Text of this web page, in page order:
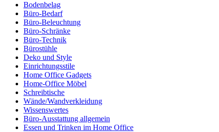
Bodenbelag
Büro-Bedarf
Büro-Beleuchtung
Büro-Schränke
Büro-Technik
Bürostühle
Deko und Style
Einrichtungsstile
Home Office Gadgets
Home-Office Möbel
Schreibtische
Wände/Wandverkleidung
Wissenswertes
Büro-Ausstattung allgemein
Essen und Trinken im Home Office